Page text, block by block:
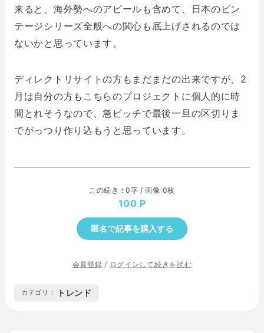
来ると、海外勢へのアピールも含めて、日本のビン
テージシリーズ全般への関心も底上げされるのでは
ないかと思っています。
ディレクトリサイトの方もまだまだの出来ですが、2
月は自分の方もこちらのプロジェクトに個人的に時
間とれそうなので、急ピッチで最後一旦の区切りま
でがっつり作り込もうと思っています。
この続き : 0字 / 画像 0枚
100
匿名で記事を購入する
会員登録 / ログインして続きを読む
カテゴリ : トレンド